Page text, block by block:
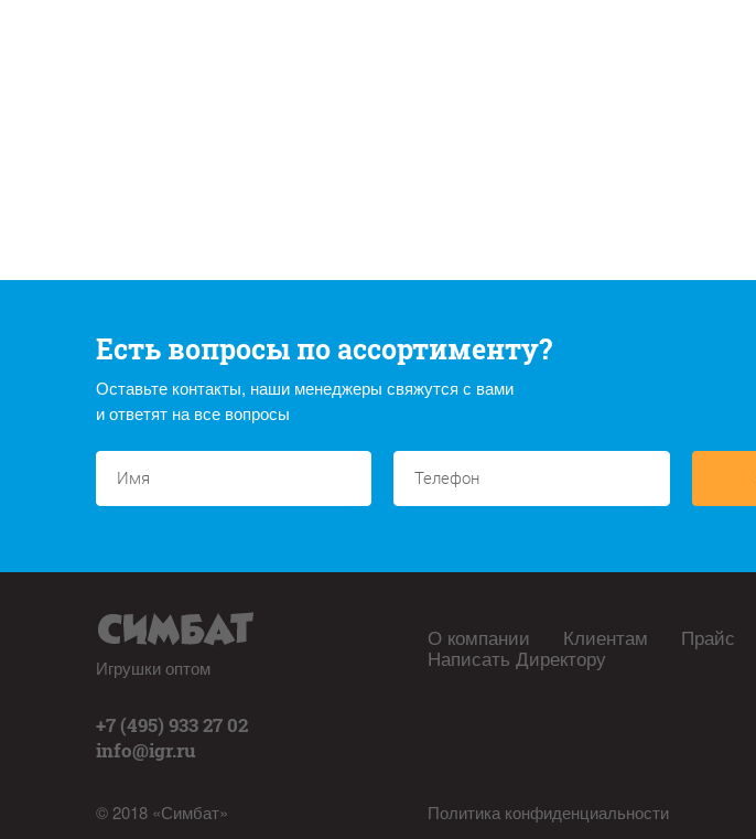
Есть вопросы по ассортименту?
Оставьте контакты, наши менеджеры свяжутся с вами
и ответят на все вопросы
Игрушки оптом
+7 (495) 933 27 02
info@igr.ru
© 2018 «Симбат»
О компании Клиентам Прайс
Написать Директору
Политика конфиденциальности